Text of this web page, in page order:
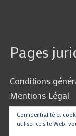
Pages
Conditions
Mentions Légal
Politique de
Confidentialité et
utiliser ce site Web,